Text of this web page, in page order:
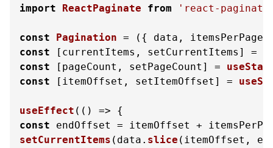
import
ReactPaginate from 'react-
const Pagination = ( { data, itemsPerPage
const [currentItems, setCurrentItems] =
const [pageCount, setPageCount] =
const [itemOffset, setItemOffset] =
useEffect ( () =>
const
setCurrentItems (data. slice